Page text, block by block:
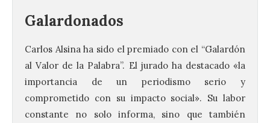
Galardonados
Carlos Alsina ha sido el premiado con el “Galardón
al Valor de la Palabra”. El jurado ha destacado «la
importancia de un periodismo serio y
comprometido con su impacto social». Su labor
constante no solo informa, sino que también